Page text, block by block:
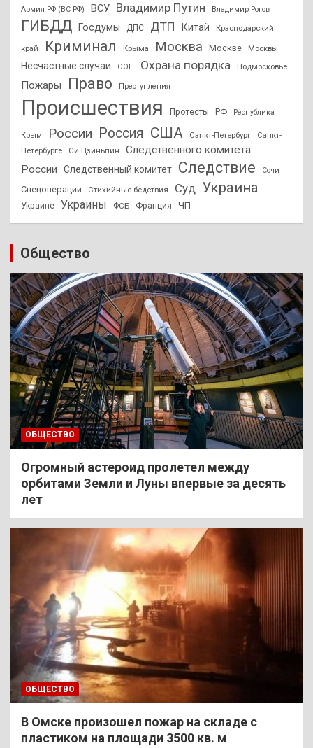
Армия РФ (ВС РФ) ВСУ Владимир Путин Владимир Рогов
ГИБДД Госдумы ДПС ДТП Китай Краснодарский
край Криминал Крыма Москва Москве Москвы
Несчастные случаи ООН Охрана порядка Подмосковье
Пожары Право Преступления
Происшествия Протесты РФ Республика
Крым России Россия США Санкт-Петербург
Санкт-
Петербурге
Си Цзиньпин
Следственного комитета
России
Следственный комитет Следствие Сочи
Спецоперации Стихийные бедствия Суд Украина
Украине Украины ФСБ Франция ЧП
Общество
ОБЩЕСТВО
Огромный астероид пролетел между
орбитами Земли и Луны впервые за десять
лет
ОБЩЕСТВО
В Омске произошел пожар на складе с
пластиком на площади 3500 кв. м